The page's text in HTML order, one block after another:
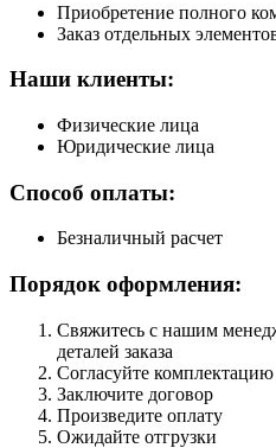
Приобретение полного
Заказ отдельных
Наши клиенты:
Физические лица
Юридические лица
Способ оплаты:
Безналичный расчет
Порядок оформления:
Свяжитесь с нашим
деталей заказа
Согласуйте
Заключите договор
Произведите оплату
Ожидайте отгрузки